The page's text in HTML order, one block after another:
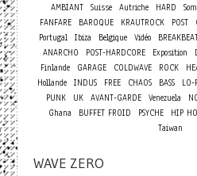
AMBIANT Suisse Autriche HARD
FANFARE
BAROQUE KRAUTROCK POST
Portugal
Ibiza Belgique Vidéo
ANARCHO
POST-HARDCORE Exposition
Finlande
GARAGE COLDWAVE ROCK
Hollande
INDUS FREE CHAOS BASS LO-
PUNK
UK AVANT-GARDE Venezuela
Ghana
BUFFET FROID PSYCHE HIP
Taiwan
WAVE ZERO